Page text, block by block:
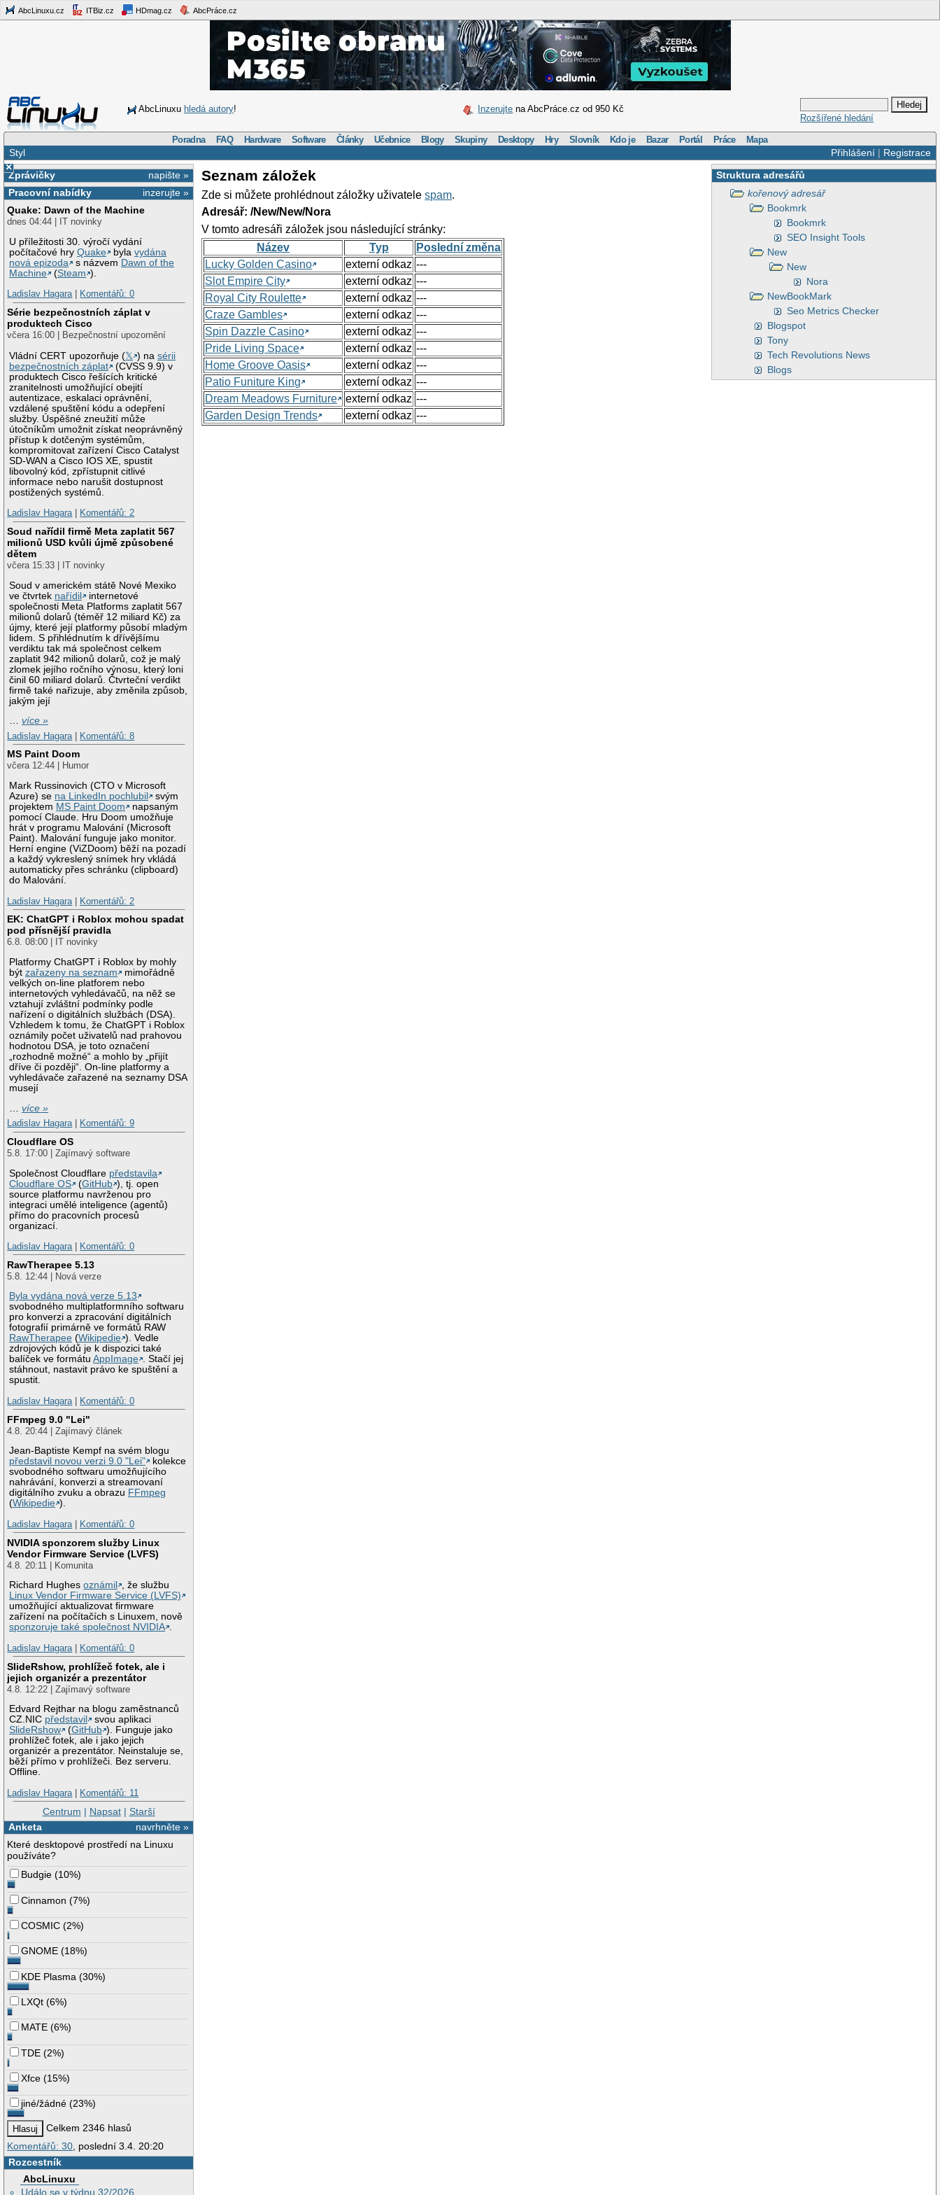
AbcLinuxu.cz ITBiz.cz HDmag.cz AbcPráce.cz
AbcLinuxu hledá autory! Inzerujte na AbcPráce.cz od 950 Kč
Rozšířené hledání
Poradna FAQ Hardware Software Články Učebnice Blogy Skupiny Desktopy Hry Slovník Kdo je Bazar Portál Práce Mapa
Přihlášení| Registrace
Styl
×
napište »
Zprávičky
inzerujte »
Pracovní nabídky
Quake: Dawn of the Machine
dnes 04:44 | IT novinky
U příležitosti 30. výročí vydání
počítačové hryQuake bylavydána
nová epizoda
s názvem Dawn of the
Machine
(Steam ).
Ladislav Hagara| Komentářů: 0
Série bezpečnostních záplat v
produktech Cisco
včera 16:00 | Bezpečnostní upozornění
Vládní CERT upozorňuje (𝕏 ) nasérii
bezpečnostních záplat
(CVSS 9.9) v
produktech Cisco řešících kritické
zranitelnosti umožňující obejití
autentizace, eskalaci oprávnění,
vzdálené spuštění kódu a odepření
služby. Úspěšné zneužití může
útočníkům umožnit získat neoprávněný
přístup k dotčeným systémům,
kompromitovat zařízení Cisco Catalyst
SD-WAN a Cisco IOS XE, spustit
libovolný kód, zpřístupnit citlivé
informace nebo narušit dostupnost
postižených systémů.
Ladislav Hagara| Komentářů: 2
Soud nařídil firmě Meta zaplatit 567
milionů USD kvůli újmě způsobené
dětem
včera 15:33 | IT novinky
Soud v americkém státě Nové Mexiko
ve čtvrtek nařídil
internetové
společnosti Meta Platforms zaplatit 567
milionů dolarů (téměř 12 miliard Kč) za
újmy, které její platformy působí mladým
lidem. S přihlédnutím k dřívějšímu
verdiktu tak má společnost celkem
zaplatit 942 milionů dolarů, což je malý
zlomek jejího ročního výnosu, který loni
činil 60 miliard dolarů. Čtvrteční verdikt
firmě také nařizuje, aby změnila způsob,
jakým její
…více »
Ladislav Hagara
Komentářů: 8
MS Paint Doom
včera 12:44 | Humor
Mark Russinovich (CTO v Microsoft
Azure) se na LinkedIn pochlubil
svým
projektem MS Paint Doom
napsaným
pomocí Claude. Hru Doom umožňuje
hrát v programu Malování (Microsoft
Paint). Malování funguje jako monitor.
Herní engine (ViZDoom) běží na pozadí
a každý vykreslený snímek hry vkládá
automaticky přes schránku (clipboard)
do Malování.
Ladislav Hagara
Komentářů: 2
EK: ChatGPT i Roblox mohou spadat
pod přísnější pravidla
6.8. 08:00 | IT novinky
Platformy ChatGPT i Roblox by mohly
býtzařazeny na seznam
mimořádně
velkých on-line platforem nebo
internetových vyhledávačů, na něž se
vztahují zvláštní podmínky podle
nařízení o digitálních službách (DSA).
Vzhledem k tomu, že ChatGPT i Roblox
oznámily počet uživatelů nad prahovou
hodnotou DSA, je toto označení
„rozhodně možné“ a mohlo by „přijít
dříve či později“. On-line platformy a
vyhledávače zařazené na seznamy DSA
musejí
…více »
Ladislav Hagara| Komentářů: 9
Cloudflare OS
5.8. 17:00 | Zajímavý software
Společnost Cloudflare představila
Cloudflare OS
(GitHub ), tj. open
source platformu navrženou pro
integraci umělé inteligence (agentů)
přímo do pracovních procesů
organizací.
Ladislav Hagara| Komentářů: 0
RawTherapee 5.13
5.8. 12:44 | Nová verze
Byla vydána nová verze 5.13
svobodného multiplatformního softwaru
pro konverzi a zpracování digitálních
fotografií primárně ve formátů RAW
RawTherapee (Wikipedie ). Vedle
zdrojových kódů je k dispozici také
balíček ve formátuAppImage . Stačí jej
stáhnout, nastavit právo ke spuštění a
spustit.
Ladislav Hagara| Komentářů: 0
FFmpeg 9.0 "Lei"
4.8. 20:44 | Zajímavý článek
Jean-Baptiste Kempf na svém blogu
představil novou verzi 9.0 "Lei"
kolekce
svobodného softwaru umožňujícího
nahrávání, konverzi a streamovaní
digitálního zvuku a obrazu FFmpeg
(Wikipedie ).
Ladislav Hagara| Komentářů: 0
NVIDIA sponzorem služby Linux
Vendor Firmware Service (LVFS)
4.8. 20:11 | Komunita
Richard Hughesoznámil
, že službu
Linux Vendor Firmware Service (LVFS)
umožňující aktualizovat firmware
zařízení na počítačích s Linuxem, nově
sponzoruje také společnost NVIDIA .
Ladislav Hagara| Komentářů: 0
SlideRshow, prohlížeč fotek, ale i
jejich organizér a prezentátor
4.8. 12:22 | Zajímavý software
Edvard Rejthar na blogu zaměstnanců
CZ.NIC představil
svou aplikaci
SlideRshow
(GitHub ). Funguje jako
prohlížeč fotek, ale i jako jejich
organizér a prezentátor. Neinstaluje se,
běží přímo v prohlížeči. Bez serveru.
Offline.
Ladislav Hagara| Komentářů: 11
Centrum | Napsat| Starší
navrhněte »
Anketa
Které desktopové prostředí na Linuxu
používáte?
Budgie (10%)
Cinnamon (7%)
COSMIC (2%)
GNOME (18%)
KDE Plasma (30%)
LXQt (6%)
MATE (6%)
TDE (2%)
Xfce (15%)
jiné/žádné (23%)
Celkem 2346 hlasů
Komentářů: 30 , poslední 3.4. 20:20
Rozcestník
AbcLinuxu
Událo se v týdnu 32/2026
Struktura adresářů
kořenový adresář
Bookmrk
Bookmrk
SEO Insight Tools
New
New
Nora
NewBookMark
Seo Metrics Checker
Blogspot
Tony
Tech Revolutions News
Blogs
Seznam záložek
Zde si můžete prohlédnout záložky uživatelespam.
Adresář: /New/New/Nora
V tomto adresáři záložek jsou následující stránky:
Název
Typ
Poslední změna
Lucky Golden Casino
externí odkaz ---
Slot Empire City
externí odkaz ---
Royal City Roulette
externí odkaz ---
Craze Gambles
externí odkaz ---
Spin Dazzle Casino
externí odkaz ---
Pride Living Space
externí odkaz ---
Home Groove Oasis
externí odkaz ---
Patio Funiture King
externí odkaz ---
Dream Meadows Furniture
externí odkaz ---
Garden Design Trends
externí odkaz ---